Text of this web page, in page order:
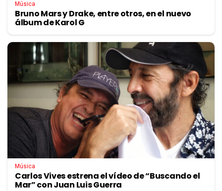
Música
Bruno Mars y Drake, entre otros, en el nuevo
álbum de Karol G
Música
Carlos Vives estrena el vídeo de “Buscando el
Mar” con Juan Luis Guerra